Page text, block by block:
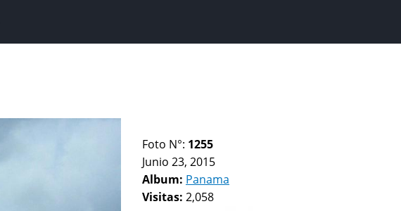
Foto N°: 1255
Junio 23, 2015
Album: Panama
Visitas: 2,058